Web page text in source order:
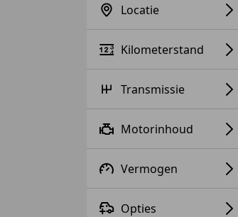
Locatie
Kilometerstand
Transmissie
Motorinhoud
Vermogen
Opties